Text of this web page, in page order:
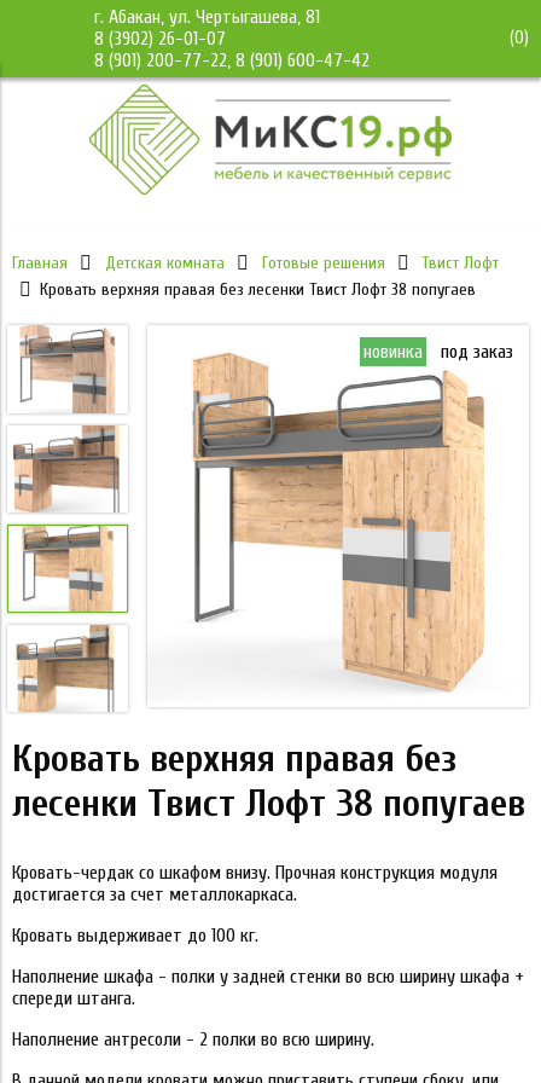
г. Абакан, ул. Чертыгашева, 81
8 (3902) 26-01-07
8 (901) 200-77-22, 8 (901) 600-47-42
(0)
Главная Детская комната Готовые решения
Твист Лофт
Кровать верхняя правая без лесенки Твист Лофт 38 попугаев
под заказ новинка под заказ
Кровать верхняя правая без
лесенки Твист Лофт 38 попугаев
Кровать-чердак со шкафом внизу. Прочная конструкция модуля
достигается за счет металлокаркаса.
Кровать выдерживает до 100 кг.
Наполнение шкафа - полки у задней стенки во всю ширину шкафа +
спереди штанга.
Наполнение антресоли - 2 полки во всю ширину.